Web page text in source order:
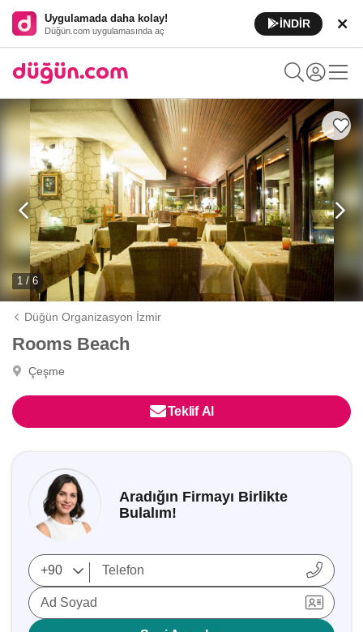
Uygulamada daha kolay!
Düğün.com uygulamasında aç
İNDİR
1 / 6
Düğün Organizasyon İzmir
Rooms Beach
Çeşme
Teklif Al
Aradığın Firmayı Birlikte
Bulalım!
Ad Soyad